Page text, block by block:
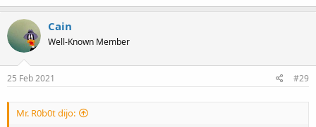
Cain
Well-Known Member
25 Feb 2021 #29
Mr. R0b0t dijo: